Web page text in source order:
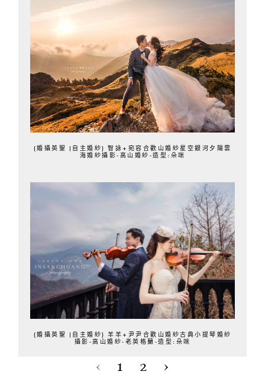
{婚攝英聖 |自主婚紗} 智詠+宛容合歡山婚紗星空銀河夕陽雲
海婚紗攝影-高山婚紗-造型:朵咪
{婚攝英聖 |自主婚紗} 羊羊+尹尹合歡山婚紗古典小提琴婚紗
攝影-高山婚紗-老英格蘭-造型:朵咪
‹ 1 2 ›